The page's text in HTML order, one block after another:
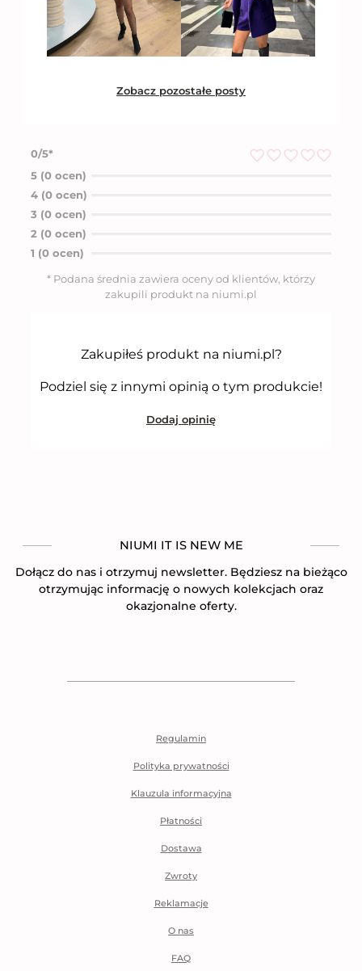
Zobacz pozostałe posty
0/5*
5
n
5 (0 ocen)
4 (0 ocen)
3 (0 ocen)
2 (0 ocen)
1 (0 ocen)
* Podana średnia zawiera oceny od klientów, którzy
zakupili produkt na niumi.pl
Zakupiłeś produkt na niumi.pl?
Podziel się z innymi opinią o tym produkcie!
Dodaj opinię
NIUMI IT IS NEW ME
Dołącz do nas i otrzymuj newsletter. Będziesz na bieżąco
otrzymując informację o nowych kolekcjach oraz
okazjonalne oferty.
Regulamin
Polityka prywatności
Klauzula informacyjna
Płatności
Dostawa
Zwroty
Reklamacje
O nas
FAQ